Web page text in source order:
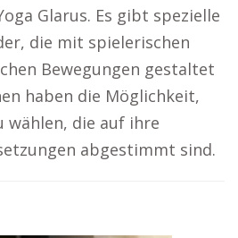
Glarus. Es gibt spezielle
die mit spielerischen
Bewegungen gestaltet
haben die Möglichkeit,
wählen, die auf ihre
abgestimmt sind.